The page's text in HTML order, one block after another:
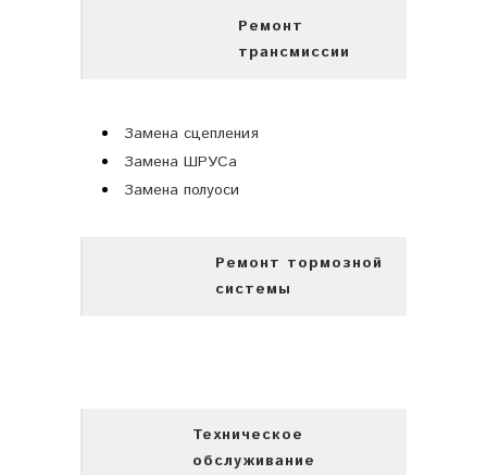
Ремонт
трансмиссии
Замена сцепления
Замена ШРУСа
Замена полуоси
Ремонт тормозной
системы
Техническое
обслуживание